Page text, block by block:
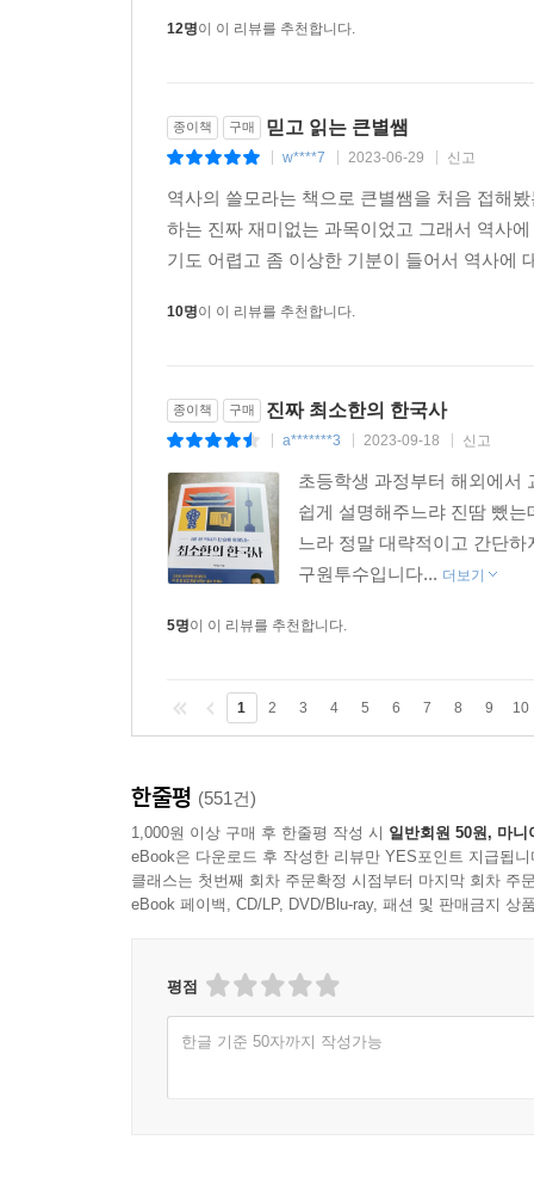
12명이 이 리뷰를 추천합니다.
종이책 구매 믿고 읽는 큰별쌤
w****7 2023-06-29 신고
역사의 쓸모라는 책으로 큰별쌤을 처음 접해
하는 진짜 재미없는 과목이었고 그래서 역사
기도 어렵고 좀 이상한 기분이 들어서 역사에
10명이 이 리뷰를 추천합니다.
종이책 구매 진짜 최소한의 한국사
a*******3 2023-09-18 신고
초등학생 과정부터 해외에서
쉽게 설명해주느랴 진땀 뺐
느라 정말 대략적이고 간단
구원투수입니다... 더보기
5명이 이 리뷰를 추천합니다.
1 2 3 4 5 6 7 8 9 10
한줄평 (551건)
1,000원 이상 구매 후 한줄평 작성 시 일반회원 50원, 마니
eBook은 다운로드 후 작성한 리뷰만 YES포인트 지급됩니
클래스는 첫번째 회차 주문확정 시점부터 마지막 회차 주
eBook 페이백, CD/LP, DVD/Blu-ray, 패션 및 판매금지 상
평점
한글 기준 50자까지 작성가능